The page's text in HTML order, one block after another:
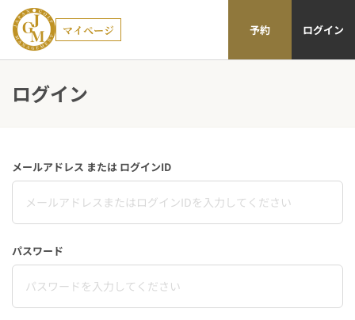
マイページ 予約 ログイン
ログイン
メールアドレス または ログインID
パスワード